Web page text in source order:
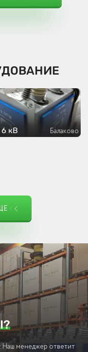
кВ Балаково
Наш менеджер ответит